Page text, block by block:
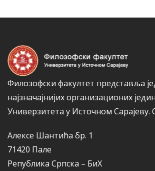
Филозофски факултет представља
најзначајнијих организационих
Универзитета у Источном Сарајеву.
Алексе Шантића бр. 1
71420 Пале
Република Српска – БиХ